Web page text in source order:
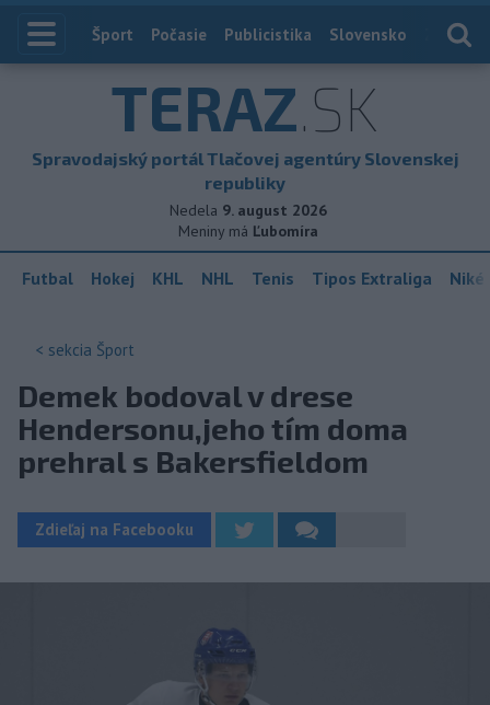
Index
Šport Počasie Publicistika Slovensko
TERAZ.SK
Spravodajský portál Tlačovej agentúry Slovenskej
republiky
Nedela 9. august 2026
Meniny má Ľubomíra
Futbal Hokej KHL NHL Tenis Tipos Extraliga
< sekcia Šport
Demek bodoval v drese
Hendersonu,jeho tím doma
prehral s Bakersfieldom
Zdieľaj na Facebooku